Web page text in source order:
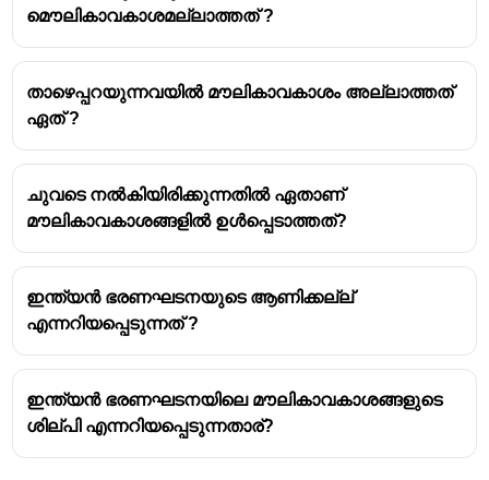
മൌലികാവകാശമല്ലാത്തത് ?
താഴെപ്പറയുന്നവയിൽ മൗലികാവകാശം അല്ലാത്തത്
ഏത് ?
ചുവടെ നൽകിയിരിക്കുന്നതിൽ ഏതാണ്
മൗലികാവകാശങ്ങളിൽ ഉൾപ്പെടാത്തത്?
ഇന്ത്യൻ ഭരണഘടനയുടെ ആണിക്കല്ല്
എന്നറിയപ്പെടുന്നത് ?
ഇന്ത്യൻ ഭരണഘടനയിലെ മൗലികാവകാശങ്ങളുടെ
ശില്പി എന്നറിയപ്പെടുന്നതാര്?